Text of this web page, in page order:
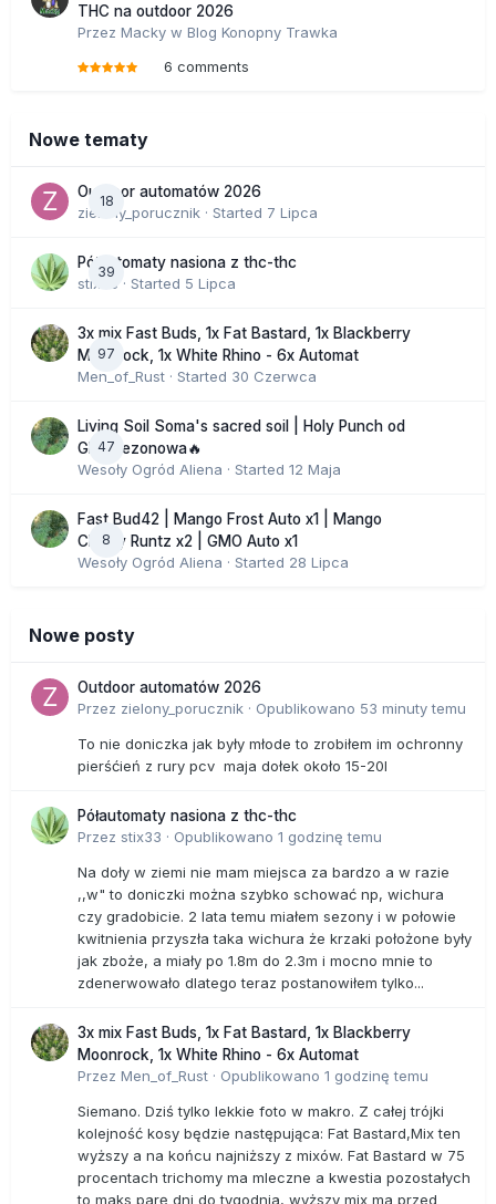
THC na outdoor 2026
Przez Macky w Blog Konopny Trawka
6 comments
Nowe tematy
18
Outdoor automatów 2026
zielony_porucznik · Started 7 Lipca
39
Półautomaty nasiona z thc-thc
stix33 · Started 5 Lipca
97
3x mix Fast Buds, 1x Fat Bastard, 1x Blackberry
Moonrock, 1x White Rhino - 6x Automat
Men_of_Rust · Started 30 Czerwca
47
Living Soil Soma's sacred soil | Holy Punch od
GHS sezonowa🔥
Wesoły Ogród Aliena · Started 12 Maja
8
Fast Bud42 | Mango Frost Auto x1 | Mango
Cherry Runtz x2 | GMO Auto x1
Wesoły Ogród Aliena · Started 28 Lipca
Nowe posty
Outdoor automatów 2026
Przez zielony_porucznik · Opublikowano 53 minuty temu
To nie doniczka jak były młode to zrobiłem im ochronny
pierśćień z rury pcv maja dołek około 15-20l
Półautomaty nasiona z thc-thc
Przez stix33 · Opublikowano 1 godzinę temu
Na doły w ziemi nie mam miejsca za bardzo a w razie
,,w" to doniczki można szybko schować np, wichura
czy gradobicie. 2 lata temu miałem sezony i w połowie
kwitnienia przyszła taka wichura że krzaki położone były
jak zboże, a miały po 1.8m do 2.3m i mocno mnie to
zdenerwowało dlatego teraz postanowiłem tylko...
3x mix Fast Buds, 1x Fat Bastard, 1x Blackberry
Moonrock, 1x White Rhino - 6x Automat
Przez Men_of_Rust · Opublikowano 1 godzinę temu
Siemano. Dziś tylko lekkie foto w makro. Z całej trójki
kolejność kosy będzie następująca: Fat Bastard,Mix ten
wyższy a na końcu najniższy z mixów. Fat Bastard w 75
procentach trichomy ma mleczne a kwestia pozostałych
to maks parę dni do tygodnia, wyższy mix ma przed